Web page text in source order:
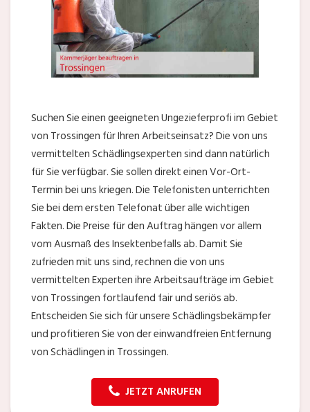
Suchen Sie einen geeigneten Ungezieferprofi im Gebiet
von Trossingen für Ihren Arbeitseinsatz? Die von uns
vermittelten Schädlingsexperten sind dann natürlich
für Sie verfügbar. Sie sollen direkt einen Vor-Ort-
Termin bei uns kriegen. Die Telefonisten unterrichten
Sie bei dem ersten Telefonat über alle wichtigen
Fakten. Die Preise für den Auftrag hängen vor allem
vom Ausmaß des Insektenbefalls ab. Damit Sie
zufrieden mit uns sind, rechnen die von uns
vermittelten Experten ihre Arbeitsaufträge im Gebiet
von Trossingen fortlaufend fair und seriös ab.
Entscheiden Sie sich für unsere Schädlingsbekämpfer
und profitieren Sie von der einwandfreien Entfernung
von Schädlingen in Trossingen.
JETZT ANRUFEN